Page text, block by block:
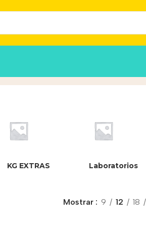
KG EXTRAS Laboratorios
Mostrar 9 12 18